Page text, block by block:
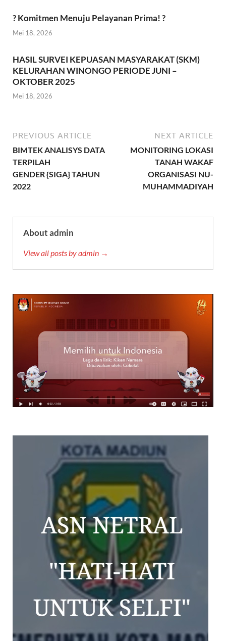
? Komitmen Menuju Pelayanan Prima! ?
Mei 18, 2026
HASIL SURVEI KEPUASAN MASYARAKAT (SKM)
KELURAHAN WINONGO PERIODE JUNI –
OKTOBER 2025
Mei 18, 2026
PREVIOUS ARTICLE
BIMTEK ANALISYS DATA
TERPILAH
GENDER {SIGA} TAHUN
2022
NEXT ARTICLE
MONITORING LOKASI
TANAH WAKAF
ORGANISASI NU-
MUHAMMADIYAH
About admin
View all posts by admin →